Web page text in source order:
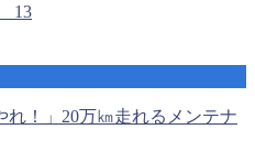
13
れ！」20万㎞走れるメンテナ